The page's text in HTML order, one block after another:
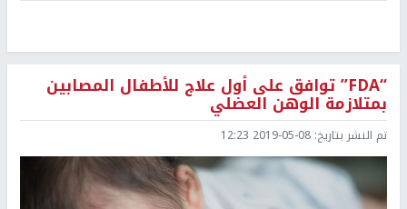
“FDA” توافق على أول علاج للأطفال المصابين
بمتلازمة الوهن العضلي
تم النشر بتاريخ: 2019-05-08 12:23